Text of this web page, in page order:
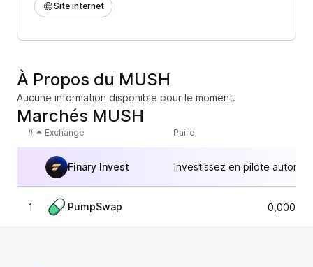
Site internet
À Propos du MUSH
Aucune information disponible pour le moment.
Marchés MUSH
# Exchange Paire
Finary Invest Investissez en pilote
1 PumpSwap